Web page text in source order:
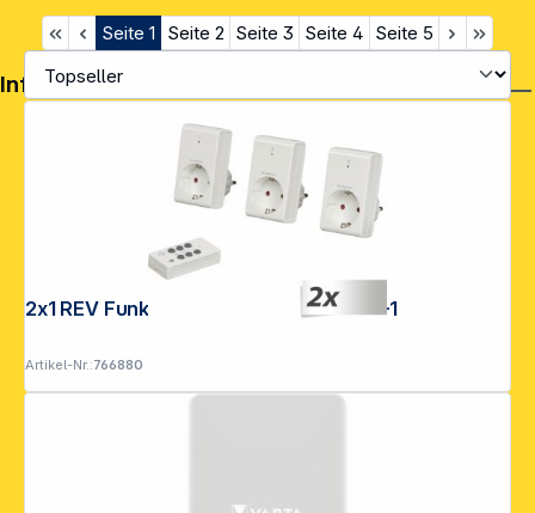
Seite 1 Seite 2 Seite 3 Seite 4 Seite 5
2x1 REV Funk-Steckdosen-Set weiß 3+1
Artikel-Nr.:766880
Informationen